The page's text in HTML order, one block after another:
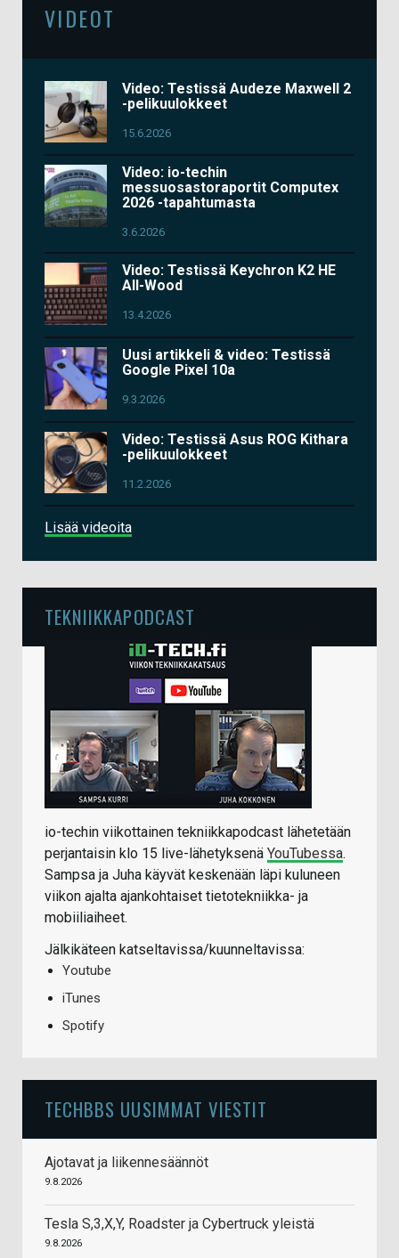
VIDEOT
Video: Testissä Audeze Maxwell 2
-pelikuulokkeet
15.6.2026
Video: io-techin
messuosastoraportit Computex
2026 -tapahtumasta
3.6.2026
Video: Testissä Keychron K2 HE
All-Wood
13.4.2026
Uusi artikkeli & video: Testissä
Google Pixel 10a
9.3.2026
Video: Testissä Asus ROG Kithara
-pelikuulokkeet
11.2.2026
Lisää videoita
TEKNIIKKAPODCAST
io-techin viikottainen tekniikkapodcast lähetetään
perjantaisin klo 15 live-lähetyksenä YouTubessa.
Sampsa ja Juha käyvät keskenään läpi kuluneen
viikon ajalta ajankohtaiset tietotekniikka- ja
mobiiliaiheet.
Jälkikäteen katseltavissa/kuunneltavissa:
Youtube
iTunes
Spotify
TECHBBS UUSIMMAT VIESTIT
Ajotavat ja liikennesäännöt
9.8.2026
Tesla S,3,X,Y, Roadster ja Cybertruck yleistä
9.8.2026